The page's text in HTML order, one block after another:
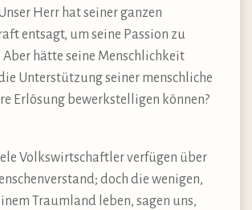
Herr hat seiner ganzen
entsagt, um seine Passion zu
hätte seine Menschlichkeit
Unterstützung seiner menschliche
Erlösung bewerkstelligen können?
Volkswirtschaftler verfügen über
doch die wenigen,
Traumland leben, sagen uns,